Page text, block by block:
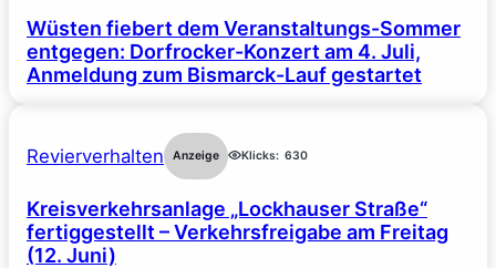
Wüsten fiebert dem Veranstaltungs-Sommer
entgegen: Dorfrocker-Konzert am 4. Juli,
Anmeldung zum Bismarck-Lauf gestartet
Revierverhalten Anzeige Klicks: 630
Kreisverkehrsanlage „Lockhauser Straße“
fertiggestellt – Verkehrsfreigabe am Freitag
(12. Juni)